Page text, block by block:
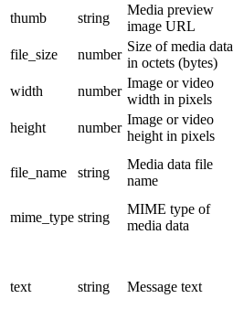
thumb
string
Media preview
image URL
file_size
number
Size of media data
in octets (bytes)
width
number
Image or video
width in pixels
height
number
Image or video
height in pixels
file_name string
Media data file
name
mime_type string
MIME type of
media data
text string Message text